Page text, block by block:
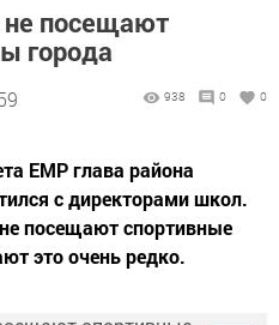
не посещают
города
938 0 0
ЕМР глава района
с директорами школ.
посещают спортивные
это очень редко.